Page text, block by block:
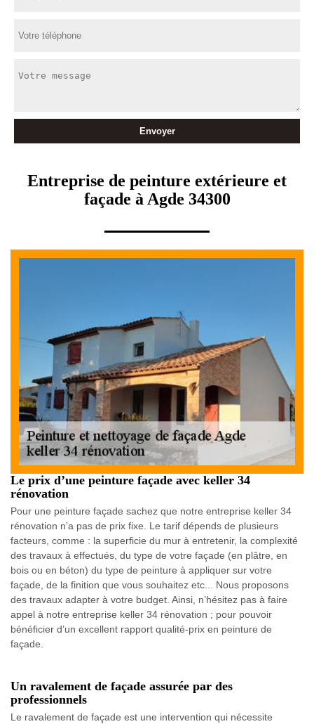
Entreprise de peinture extérieure et
façade à Agde 34300
Le prix d’une peinture façade avec keller 34
rénovation
Pour une peinture façade sachez que notre entreprise keller 34
rénovation n’a pas de prix fixe. Le tarif dépends de plusieurs
facteurs, comme : la superficie du mur à entretenir, la complexité
des travaux à effectués, du type de votre façade (en plâtre, en
bois ou en béton) du type de peinture à appliquer sur votre
façade, de la finition que vous souhaitez etc... Nous proposons
des travaux adapter à votre budget. Ainsi, n’hésitez pas à faire
appel à notre entreprise keller 34 rénovation ; pour pouvoir
bénéficier d’un excellent rapport qualité-prix en peinture de
façade.
Un ravalement de façade assurée par des
professionnels
Le ravalement de façade est une intervention qui nécessite